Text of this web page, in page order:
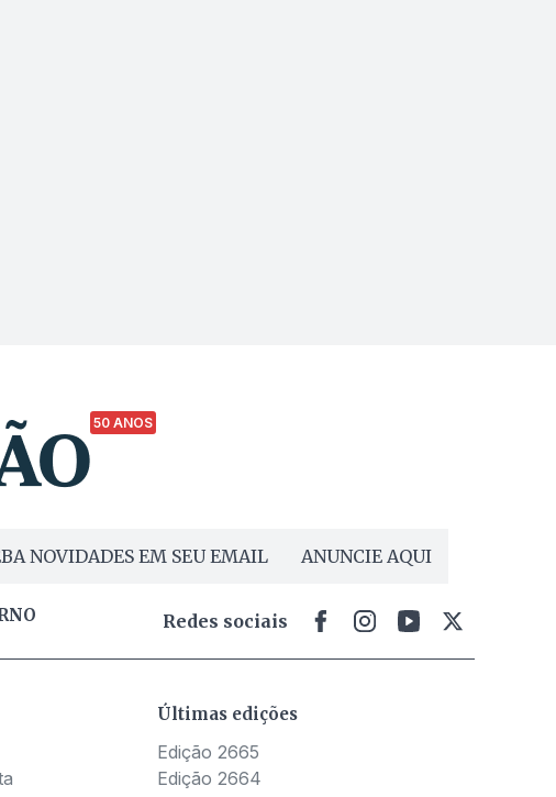
50 ANOS
NOVIDADES EM SEU EMAIL ANUNCIE AQUI
Redes sociais
Últimas edições
Edição 2665
Edição 2664